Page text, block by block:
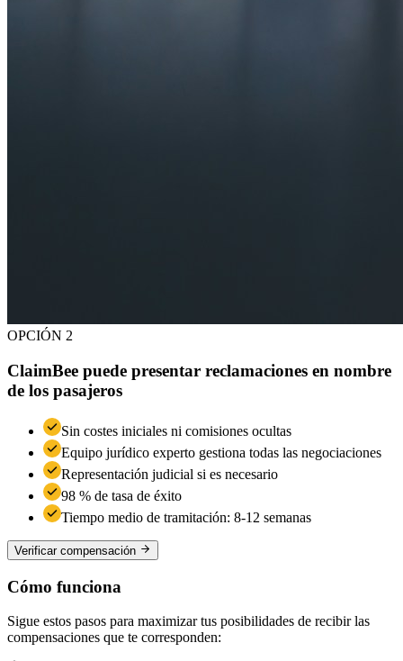
OPCIÓN 2
ClaimBee puede presentar reclamaciones en nombre
de los pasajeros
Sin costes iniciales ni comisiones ocultas
Equipo jurídico experto gestiona todas las negociaciones
Representación judicial si es necesario
98 % de tasa de éxito
Tiempo medio de tramitación: 8-12 semanas
Verificar compensación
Cómo funciona
Sigue estos pasos para maximizar tus posibilidades de recibir las
compensaciones que te corresponden: